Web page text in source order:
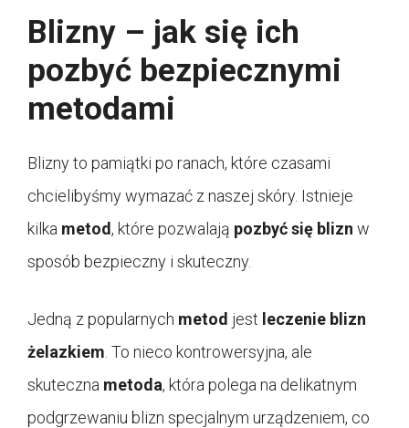
Blizny – jak się ich
pozbyć bezpiecznymi
metodami
Blizny to pamiątki po ranach, które czasami
chcielibyśmy wymazać z naszej skóry. Istnieje
kilka metod, które pozwalają pozbyć się blizn w
sposób bezpieczny i skuteczny.
Jedną z popularnych metod jest leczenie blizn
żelazkiem . To nieco kontrowersyjna, ale
skuteczna metoda, która polega na delikatnym
podgrzewaniu blizn specjalnym urządzeniem, co